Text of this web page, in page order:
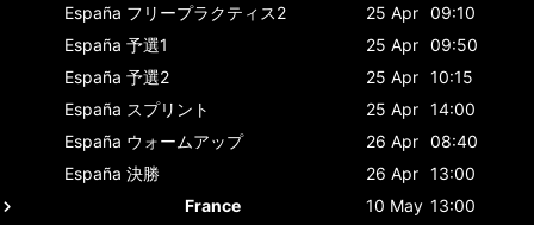
España フリープラクティス2 25 Apr 09:10
España 予選1 25 Apr 09:50
España 予選2 25 Apr 10:15
España スプリント 25 Apr 14:00
España ウォームアップ 26 Apr 08:40
España 決勝 26 Apr 13:00
France
10 May 13:00